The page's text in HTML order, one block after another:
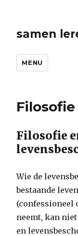
samen
MENU
Filosofie
Filosofie
Wie de
bestaande
(confessioneel
neemt, kan
en